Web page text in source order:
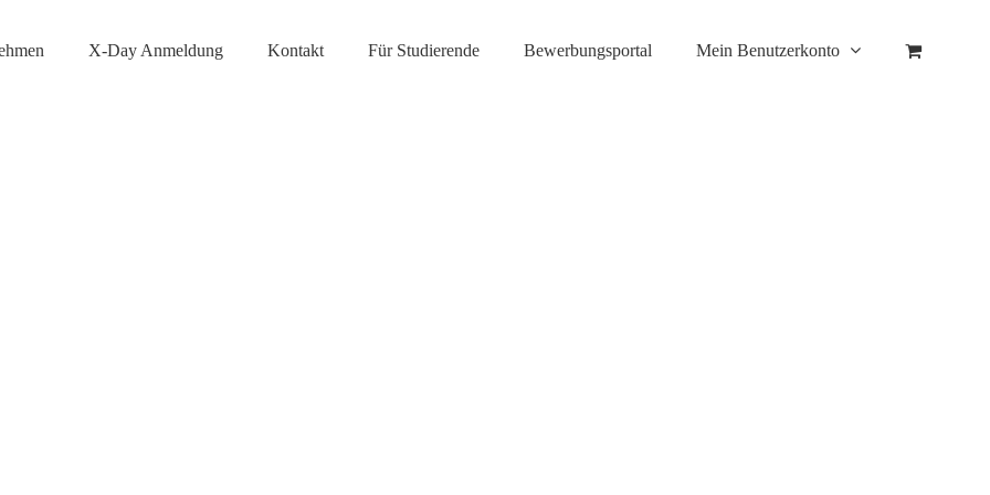
X-Day Anmeldung Kontakt Für Studierende Bewerbungsportal Mein Benutzerkonto